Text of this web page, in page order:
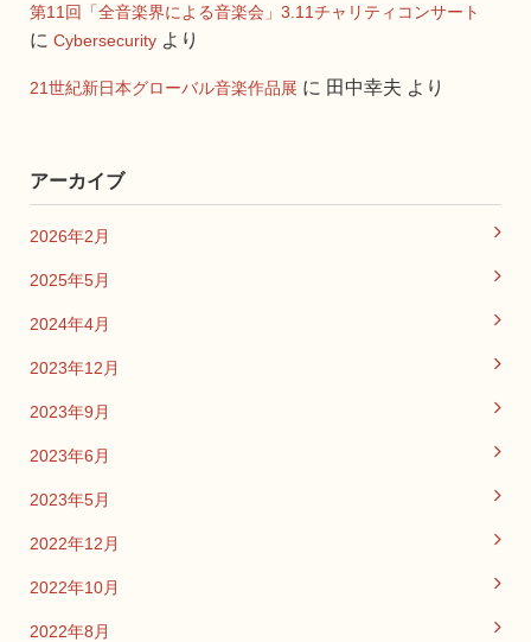
第11回「全音楽界による音楽会」3.11チャリティコンサート
に Cybersecurity より
21世紀新日本グローバル音楽作品展 に 田中幸夫 より
アーカイブ
2026年2月
2025年5月
2024年4月
2023年12月
2023年9月
2023年6月
2023年5月
2022年12月
2022年10月
2022年8月